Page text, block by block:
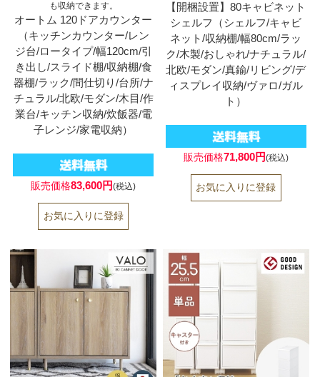
も収納できます。
オートム 120ドアカウンター
（キッチンカウンター/レン
ジ台/ロータイプ/幅120cm/引
き出し/スライド棚/収納棚/食
器棚/ラック/間仕切り/台所/ナ
チュラル/北欧/モダン/木目/作
業台/キッチン収納/炊飯器/電
子レンジ/家電収納）
販売価格83,600円(税込)
【開梱設置】80キャビネット
シェルフ（シェルフ/キャビ
ネット/収納棚/幅80cm/ラッ
ク/木製/おしゃれ/ナチュラル/
北欧/モダン/真鍮/リビング/デ
ィスプレイ収納/ヴァロ/ガル
ト）
販売価格71,800円(税込)